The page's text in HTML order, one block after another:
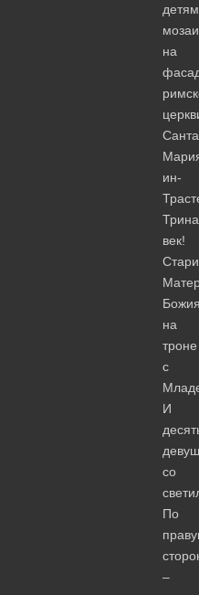
детям
на
ин-
век!
на
троне
с
И
со
По
–